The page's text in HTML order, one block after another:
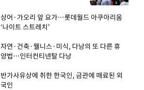
상어·가오리 앞 요가…롯데월드 아쿠아리움
‘나이트 스트레치’
자연·건축·웰니스·미식, 다낭의 또 다른 휴
양법…인터컨티넨탈 다낭
반가사유상에 취한 한국인, 금관에 매료된 외
국인